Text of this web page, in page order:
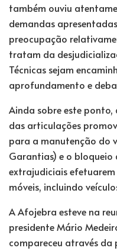
também ouviu
demandas
preocupação
tratam da
Técnicas sejam
aprofundamento e
Ainda sobre este ponto,
das articulações
para a manutenção do
Garantias) e o
extrajudiciais efetuarem
móveis, incluindo
A Afojebra esteve na
presidente Mário
compareceu através da